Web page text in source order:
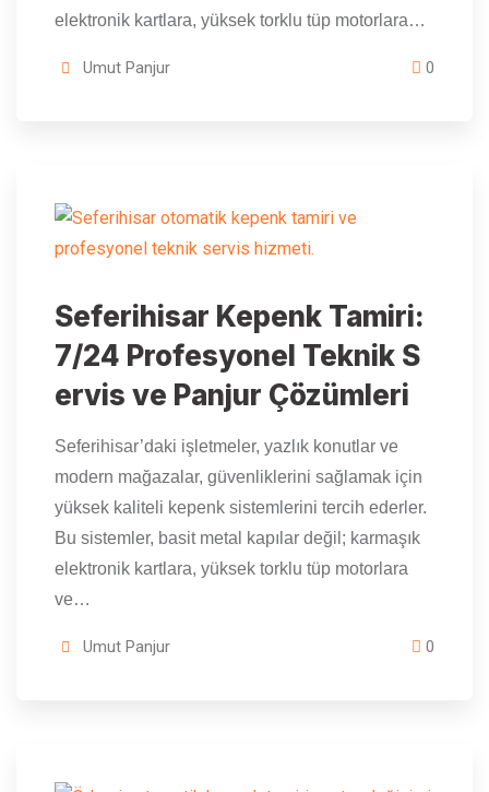
elektronik kartlara, yüksek torklu tüp motorlara…
Umut Panjur 0
Seferihisar Kepenk Tamiri:
7/24 Profesyonel Teknik S
ervis ve Panjur Çözümleri
Seferihisar’daki işletmeler, yazlık konutlar ve
modern mağazalar, güvenliklerini sağlamak için
yüksek kaliteli kepenk sistemlerini tercih ederler.
Bu sistemler, basit metal kapılar değil; karmaşık
elektronik kartlara, yüksek torklu tüp motorlara
ve…
Umut Panjur 0